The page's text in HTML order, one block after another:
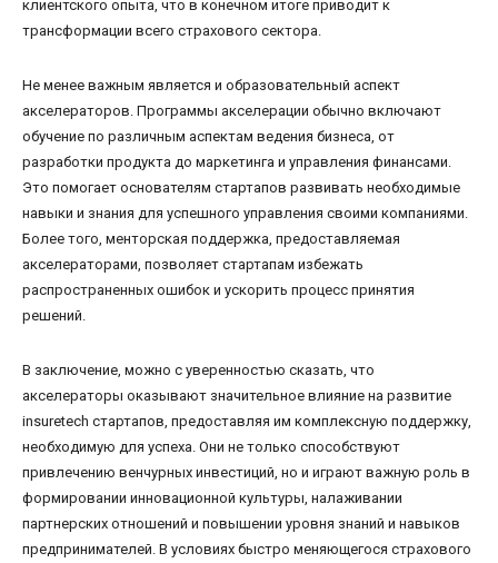
клиентского опыта, что в конечном итоге приводит к
трансформации всего страхового сектора.
Не менее важным является и образовательный аспект
акселераторов. Программы акселерации обычно включают
обучение по различным аспектам ведения бизнеса, от
разработки продукта до маркетинга и управления финансами.
Это помогает основателям стартапов развивать необходимые
навыки и знания для успешного управления своими компаниями.
Более того, менторская поддержка, предоставляемая
акселераторами, позволяет стартапам избежать
распространенных ошибок и ускорить процесс принятия
решений.
В заключение, можно с уверенностью сказать, что
акселераторы оказывают значительное влияние на развитие
insuretech стартапов, предоставляя им комплексную поддержку,
необходимую для успеха. Они не только способствуют
привлечению венчурных инвестиций, но и играют важную роль в
формировании инновационной культуры, налаживании
партнерских отношений и повышении уровня знаний и навыков
предпринимателей. В условиях быстро меняющегося страхового